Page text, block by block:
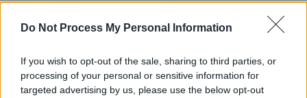
Do Not Process My Personal Information
If you wish to opt-out of the sale, sharing to third parties, or
processing of your personal or sensitive information for
targeted advertising by us, please use the below opt-out
Informazione" spiega perché non ci sono mai state basi
scientifiche per togliere i medici non vaccinati dal lavoro
L'omicidio economico dell'Italia: ce lo chiede l'Europa